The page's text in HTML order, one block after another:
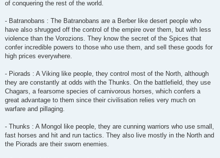
of conquering the rest of the world.
- Batranobans : The Batranobans are a Berber like desert people who
have also shrugged off the control of the empire over them, but with less
violence than the Vorozions. They know the secret of the Spices that
confer incredible powers to those who use them, and sell these goods for
high prices everywhere.
- Piorads : A Viking like people, they control most of the North, although
they are constantly at odds with the Thunks. On the battlefield, they use
Chagars, a fearsome species of carnivorous horses, which confers a
great advantage to them since their civilisation relies very much on
warfare and pillaging.
- Thunks : A Mongol like people, they are cunning warriors who use small,
fast horses and hit and run tactics. They also live mostly in the North and
the Piorads are their sworn enemies.